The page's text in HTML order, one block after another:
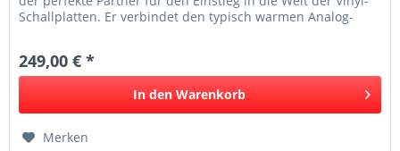
Schallplatten. Er verbindet den typisch warmen Analog-
249,00 € *
In den Warenkorb
Merken